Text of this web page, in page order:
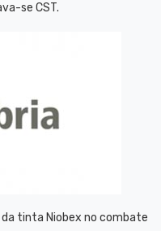
se CST.
tinta Niobex no combate